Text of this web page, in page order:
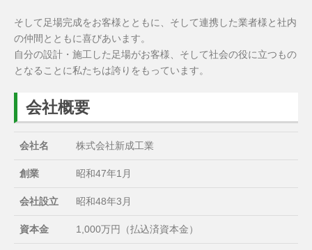
そして足場完成をお客様とともに、そして連携した業者様と社内
の仲間とともに喜びあいます。
自分の設計・施工した足場がお客様、そして社会の役に立つもの
となることに私たちは誇りをもっています。
会社概要
会社名 株式会社新成工業
創業 昭和47年1月
会社設立 昭和48年3月
資本金 1,000万円（払込済資本金）